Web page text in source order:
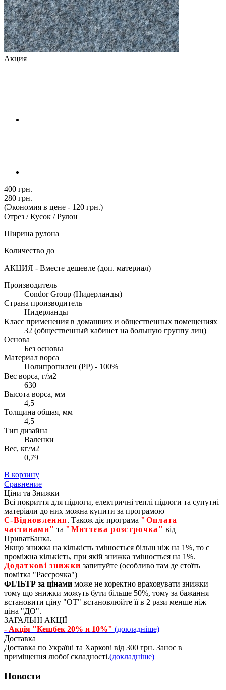
Акция
400 грн.
280 грн.
(Экономия в цене - 120 грн.)
Отрез / Кусок / Рулон
Ширина рулона
Количество до
АКЦИЯ - Вместе дешевле (доп. материал)
Производитель
Condor Group (Нидерланды)
Страна производитель
Нидерланды
Класс применения в домашних и общественных помещениях
32 (общественный кабинет на большую группу лиц)
Основа
Без основы
Материал ворса
Полипропилен (PP) - 100%
Вес ворса, г/м2
630
Высота ворса, мм
4,5
Толщина общая, мм
4,5
Тип дизайна
Валенки
Вес, кг/м2
0,79
В корзину
Сравнение
Ціни та Знижки
Всі покриття для підлоги, електричні теплі підлоги та супутні
матеріали до них можна купити за програмою
Є‑Відновлення. Також діє програма "Оплата
частинами" та "Миттєва розстрочка" від
ПриватБанка.
Якщо знижка на кількість змінюється більш ніж на 1%, то є
проміжна кількість, при якій знижка змінюється на 1%.
Додаткові знижки запитуйте (особливо там де стоїть
помітка "Рассрочка")
ФІЛЬТР за цінами може не коректно враховувати знижки
тому що знижки можуть бути більше 50%, тому за бажання
встановити ціну "ОТ" встановлюйте її в 2 рази менше ніж
ціна "ДО".
ЗАГАЛЬНІ АКЦІЇ
- Акція "Кешбек 20% и 10%" (докладніше)
Доставка
Доставка по Україні та Харкові від 300 грн. Занос в
приміщення любої складності.(докладніше)
Новости